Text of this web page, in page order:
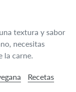
textura y sabor
necesitas
la carne.
Recetas